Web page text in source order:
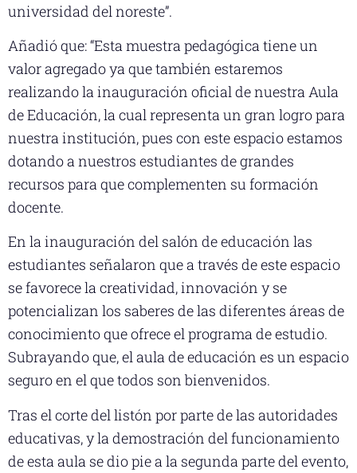
universidad del noreste”.
Añadió que: “Esta muestra pedagógica tiene un
valor agregado ya que también estaremos
realizando la inauguración oficial de nuestra Aula
de Educación, la cual representa un gran logro para
nuestra institución, pues con este espacio estamos
dotando a nuestros estudiantes de grandes
recursos para que complementen su formación
docente.
En la inauguración del salón de educación las
estudiantes señalaron que a través de este espacio
se favorece la creatividad, innovación y se
potencializan los saberes de las diferentes áreas de
conocimiento que ofrece el programa de estudio.
Subrayando que, el aula de educación es un espacio
seguro en el que todos son bienvenidos.
Tras el corte del listón por parte de las autoridades
educativas, y la demostración del funcionamiento
de esta aula se dio pie a la segunda parte del evento,